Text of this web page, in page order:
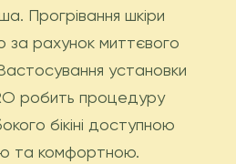
Прогрівання шкіри
за рахунок миттєвого
установки
робить процедуру
бікіні доступною
та комфортною.